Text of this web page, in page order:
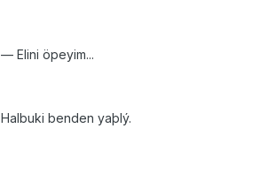
— Elini öpeyim...
Halbuki benden yaþlý.